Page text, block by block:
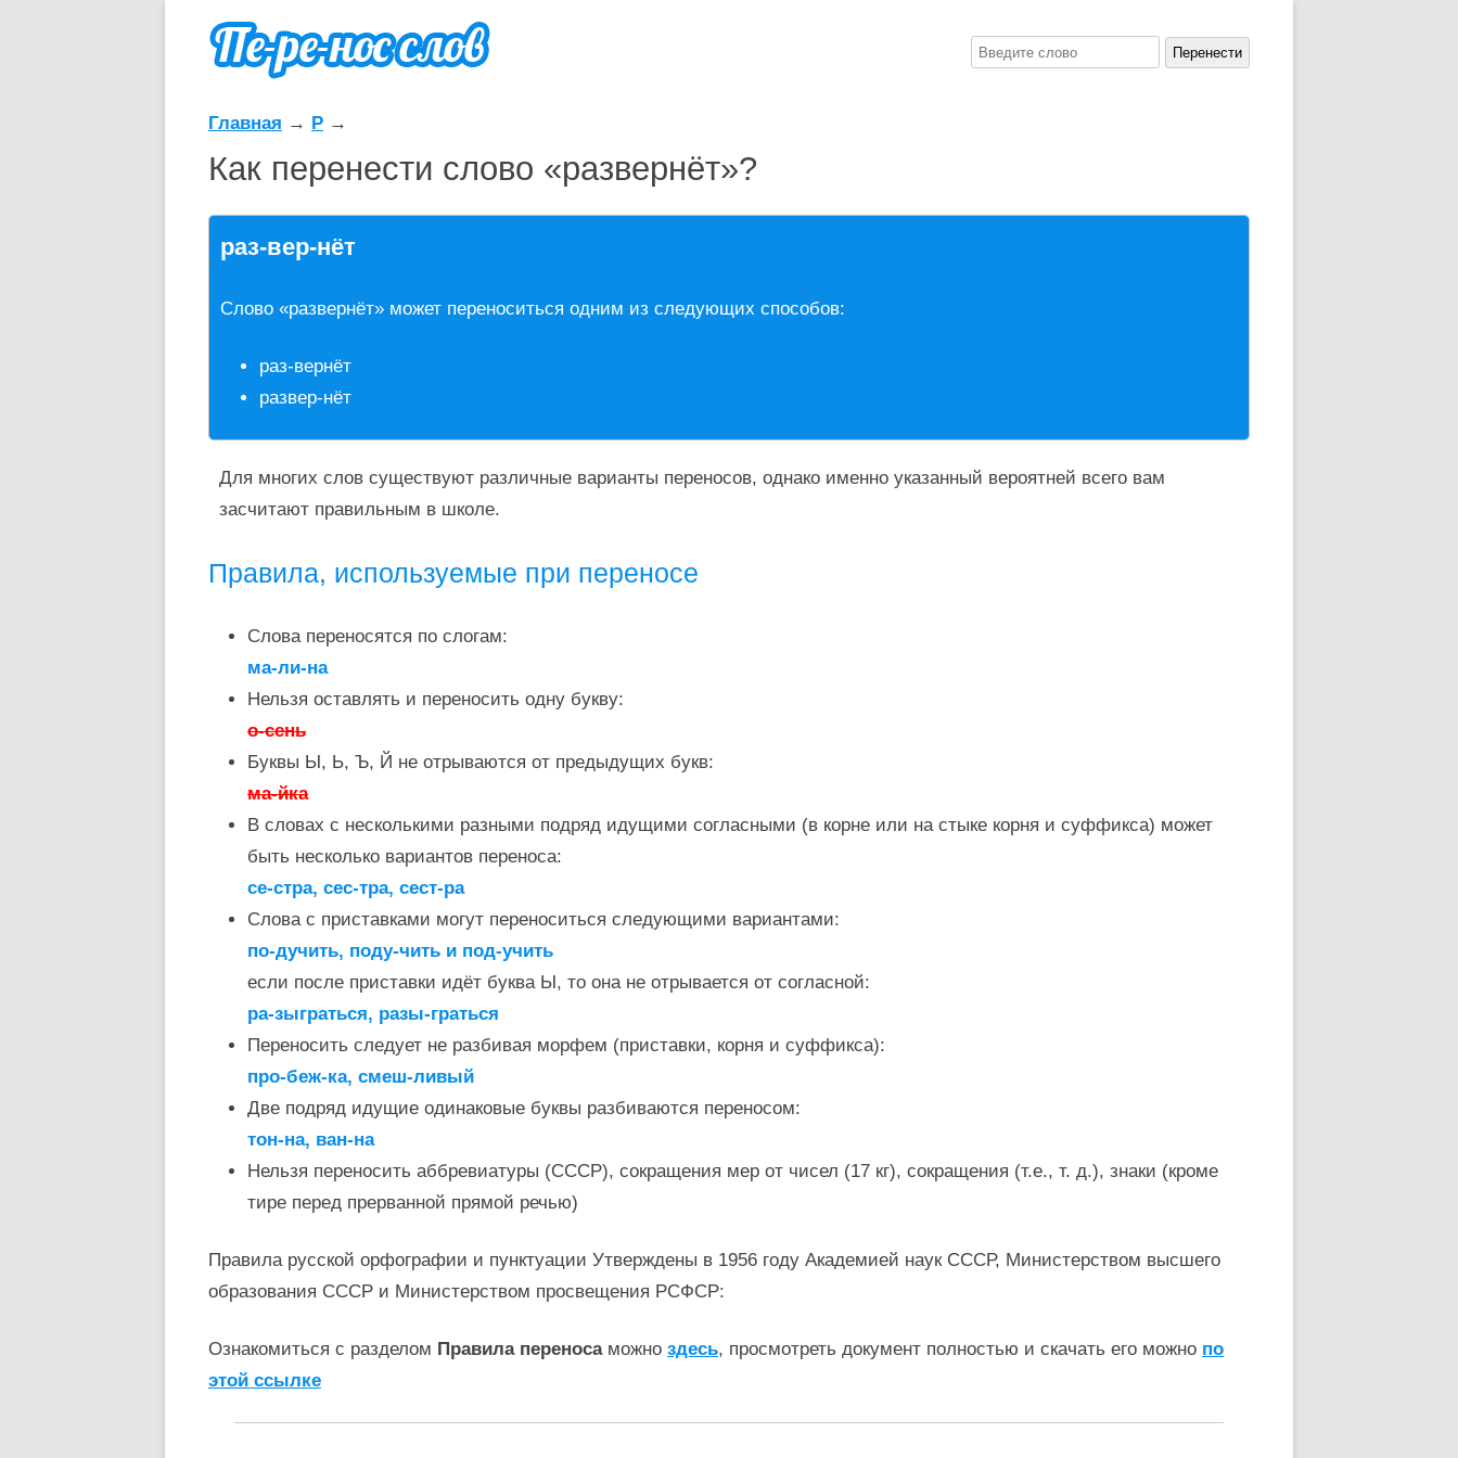
Главная → Р →
Как перенести слово «развернёт»?
раз-вер-нёт
Слово «развернёт» может переноситься одним из следующих способов:
раз-вернёт
развер-нёт
Для многих слов существуют различные варианты переносов, однако именно указанный вероятней всего вам
засчитают правильным в школе.
Правила, используемые при переносе
Слова переносятся по слогам:
ма-ли-на
Нельзя оставлять и переносить одну букву:
о-сень
Буквы Ы, Ь, Ъ, Й не отрываются от предыдущих букв:
ма-йка
В словах с несколькими разными подряд идущими согласными (в корне или на стыке корня и суффикса) может
быть несколько вариантов переноса:
се-стра, сес-тра, сест-ра
Слова с приставками могут переноситься следующими вариантами:
по-дучить, поду-чить и под-учить
если после приставки идёт буква Ы, то она не отрывается от согласной:
ра-зыграться, разы-граться
Переносить следует не разбивая морфем (приставки, корня и суффикса):
про-беж-ка, смеш-ливый
Две подряд идущие одинаковые буквы разбиваются переносом:
тон-на, ван-на
Нельзя переносить аббревиатуры (СССР), сокращения мер от чисел (17 кг), сокращения (т.е., т. д.), знаки (кроме
тире перед прерванной прямой речью)
Правила русской орфографии и пунктуации Утверждены в 1956 году Академией наук СССР, Министерством высшего
образования СССР и Министерством просвещения РСФСР:
Ознакомиться с разделом Правила переносаможно здесь, просмотреть документ полностью и скачать его можно по
этой ссылке